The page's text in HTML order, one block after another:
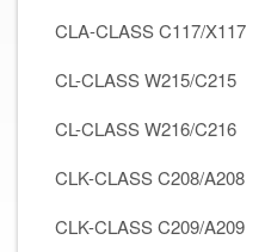
CLA-CLASS C117/X117
CL-CLASS W215/C215
CL-CLASS W216/C216
CLK-CLASS C208/A208
CLK-CLASS C209/A209